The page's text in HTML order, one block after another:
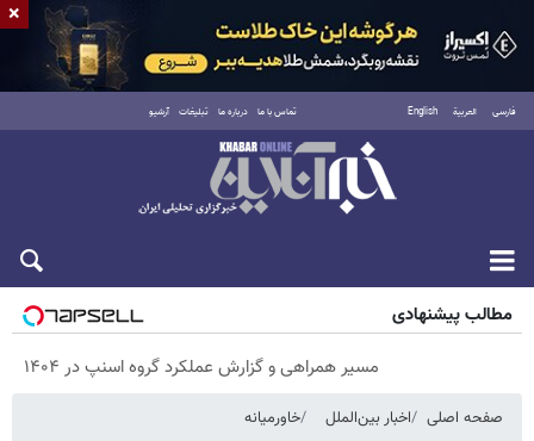
فارسی العربية English تماس با ما درباره ما تبلیغات آرشیو
پنجشنبه ۱۵ مرداد ۱۴۰۵
مطالب پیشنهادی
مسیر همراهی و گزارش عملکرد گروه اسنپ در ۱۴۰۴
صفحه اصلی اخبار بین‌الملل خاورمیانه
×